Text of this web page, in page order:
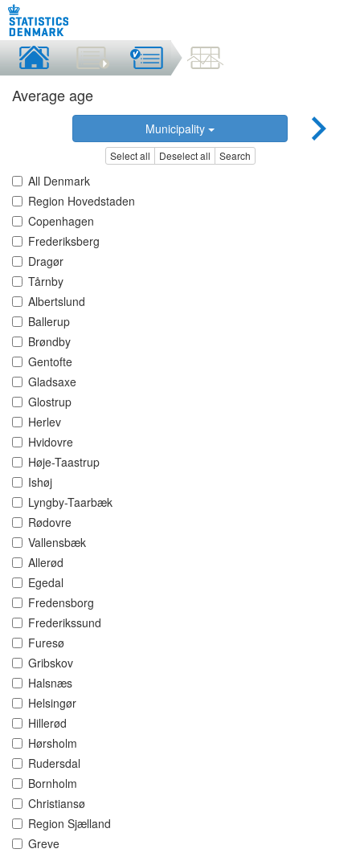
Average age
Municipality
Select all Deselect all Search
All Denmark
Region Hovedstaden
Copenhagen
Frederiksberg
Dragør
Tårnby
Albertslund
Ballerup
Brøndby
Gentofte
Gladsaxe
Glostrup
Herlev
Hvidovre
Høje-Taastrup
Ishøj
Lyngby-Taarbæk
Rødovre
Vallensbæk
Allerød
Egedal
Fredensborg
Frederikssund
Furesø
Gribskov
Halsnæs
Helsingør
Hillerød
Hørsholm
Rudersdal
Bornholm
Christiansø
Region Sjælland
Greve